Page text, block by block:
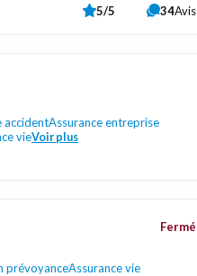
5/5 34Avis
accidentAssurance entreprise
vieVoir plus
prévoyanceAssurance vie
Fermé